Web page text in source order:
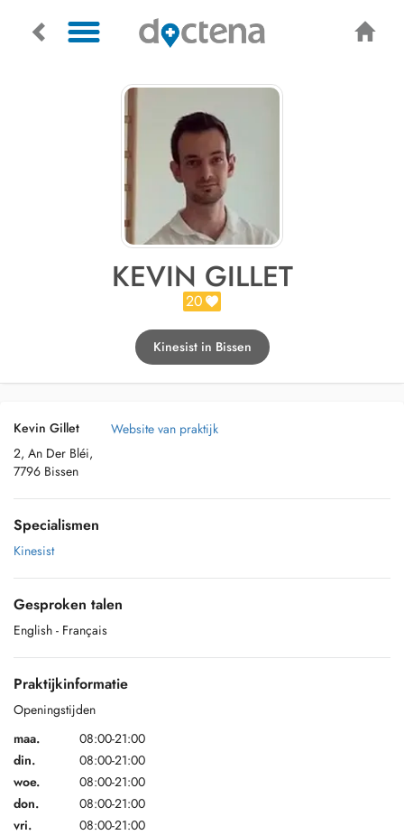
KEVIN GILLET
20
Kinesist in Bissen
Kevin Gillet
2, An Der Bléi,
7796 Bissen
Website van praktijk
Specialismen
Kinesist
Gesproken talen
English - Français
Praktijkinformatie
Openingstijden
maa.
08:00-21:00
din.
08:00-21:00
woe.
08:00-21:00
don.
08:00-21:00
vri.
08:00-21:00